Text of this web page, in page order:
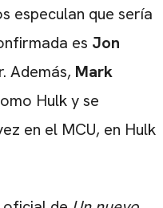
especulan que sería
es Jon
Además, Mark
Hulk y se
en el MCU, en Hulk